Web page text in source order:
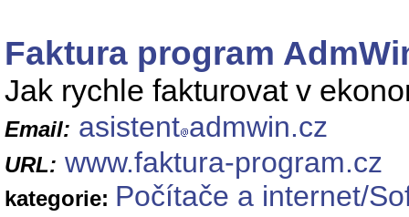
Faktura program
Jak rychle fakturovat v
Email: asistent admwin.cz
URL: www.faktura-program.cz
kategorie: Počítače a internet/